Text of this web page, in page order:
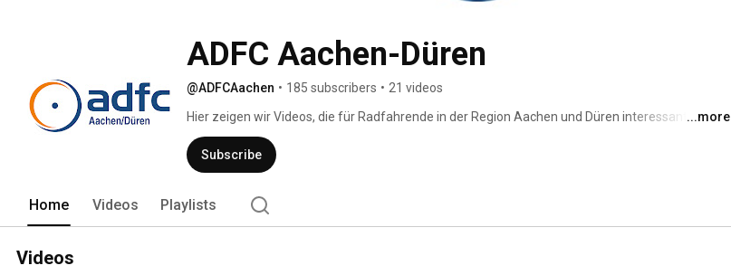
ADFC Aachen-Düren
@ADFCAachen • 185 subscribers • 21 videos
Hier zeigen wir Videos, die für Radfahrende in der Region Aachen und Düren interessant sind.
Das können Videos zu Orten in der Region sein, zu Aktionen die wir durchgeführt haben oder
allgemein zu Themen für Radfahrende
...more
Subscribe
Home Videos Playlists
Videos